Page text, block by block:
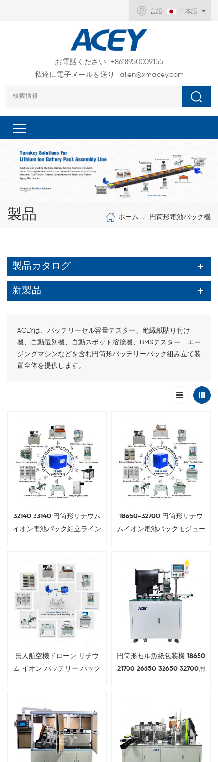
言語 : 日本語
お電話ください
+8618950009155
私達に電子メールを送り
allen@xmacey.com
製品 ホーム / 円筒形電池パック機
製品カタログ
新製品
ACEYは、バッテリーセル容量テスター、絶縁紙貼り付け
機、自動選別機、自動スポット溶接機、BMSテスター、エー
ジングマシンなどを含む円筒形バッテリーパック組み立て装
置全体を提供します。
32140 33140 円筒形リチウム
イオン電池パック組立ライン
18650-32700 円筒形リチウ
ムイオン電池パックモジュー
無人航空機ドローン リチウ
ム イオン バッテリー パック
円筒形セル魚紙包装機 18650
21700 26650 32650 32700用